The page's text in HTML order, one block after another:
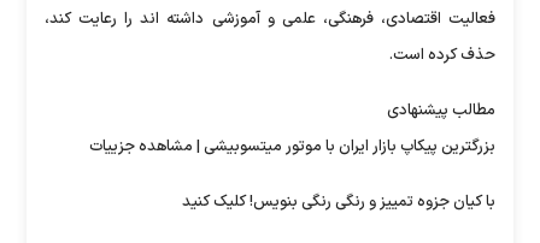
فعالیت اقتصادی، فرهنگی، علمی و آموزشی داشته اند را رعایت کند،
حذف کرده است.
مطالب پیشنهادی
بزرگترین پیکاپ بازار ایران با موتور میتسوبیشی | مشاهده جزییات
با کیان جزوه تمییز و رنگی رنگی بنویس! کلیک کنید